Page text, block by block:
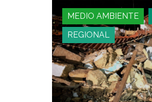
MEDIO AMBIENTE
REGIONAL